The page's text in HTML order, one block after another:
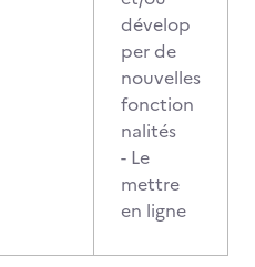
dévelop
per de
nouvelles
fonction
nalités
- Le
mettre
en ligne